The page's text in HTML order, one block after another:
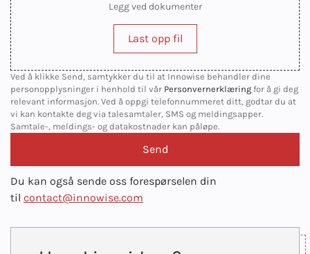
Legg ved dokumenter
Last opp fil
Ved å klikke Send, samtykker du til at Innowise behandler dine
personopplysninger i henhold til vår Personvernerklæring for å gi deg
relevant informasjon. Ved å oppgi telefonnummeret ditt, godtar du at
vi kan kontakte deg via talesamtaler, SMS og meldingsapper.
Samtale-, meldings- og datakostnader kan påløpe.
Du kan også sende oss forespørselen din
til contact@innowise.com